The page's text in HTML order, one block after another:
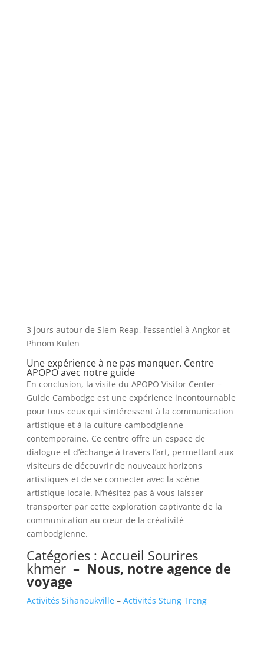
3 jours autour de Siem Reap, l’essentiel à Angkor et
Phnom Kulen
Une expérience à ne pas manquer. Centre
APOPO avec notre guide
En conclusion, la visite du APOPO Visitor Center –
Guide Cambodge est une expérience incontournable
pour tous ceux qui s’intéressent à la communication
artistique et à la culture cambodgienne
contemporaine. Ce centre offre un espace de
dialogue et d’échange à travers l’art, permettant aux
visiteurs de découvrir de nouveaux horizons
artistiques et de se connecter avec la scène
artistique locale. N’hésitez pas à vous laisser
transporter par cette exploration captivante de la
communication au cœur de la créativité
cambodgienne.
Catégories : Accueil Sourires
khmer – Nous, notre agence de
voyage
Activités Sihanoukville– Activités Stung Treng